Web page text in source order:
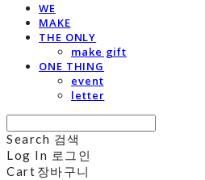
WE
MAKE
THE ONLY
make gift
ONE THING
event
letter
Search 검색
Log In 로그인
Cart 장바구니